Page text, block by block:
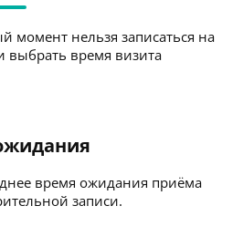
момент нельзя записаться на
выбрать время визита
время ожидания приёма
записи.